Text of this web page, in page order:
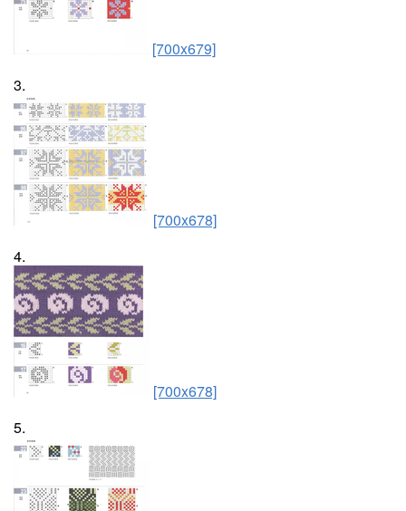
[700x679]
3.
[700x678]
4.
[700x678]
5.